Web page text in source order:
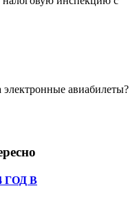
авиабилеты?
ГОД В